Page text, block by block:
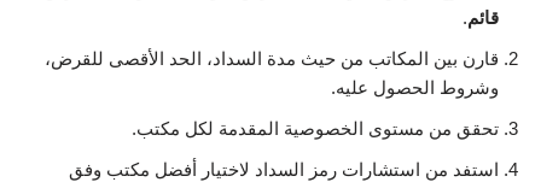
قائم.
قارن بين المكاتب من حيث مدة السداد، الحد الأقصى للقرض،
وشروط الحصول عليه.
تحقق من مستوى الخصوصية المقدمة لكل مكتب.
استفد من استشارات رمز السداد لاختيار أفضل مكتب وفق